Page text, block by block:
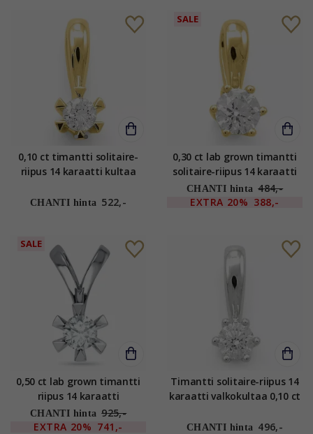
0,10 ct timantti solitaire-
riipus 14 karaatti kultaa
CHANTI hinta 522,-
SALE
0,30 ct lab grown timantti
solitaire-riipus 14 karaatti
kultaa 0,30 ct
CHANTI hinta 484,-
EXTRA 20% 388,-
SALE
0,50 ct lab grown timantti
riipus 14 karaatti
valkokultaa 0,50 ct
CHANTI hinta 925,-
EXTRA 20% 741,-
Timantti solitaire-riipus 14
karaatti valkokultaa 0,10 ct
CHANTI hinta 496,-